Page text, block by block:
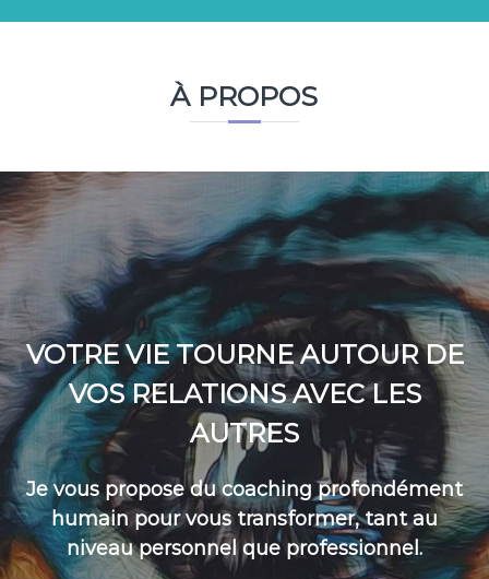
À PROPOS
VOTRE VIE TOURNE AUTOUR DE
VOS RELATIONS AVEC LES
AUTRES
Je vous propose du coaching profondément
humain pour vous transformer, tant au
niveau personnel que professionnel.